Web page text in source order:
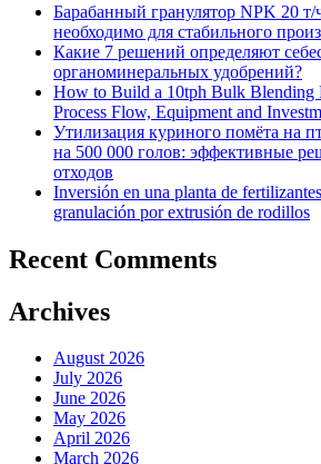
Барабанный гранулятор NPK 20 т/
необходимо для стабильного
Какие 7 решений определяют
органоминеральных удобрений?
How to Build a 10tph Bulk Blending
Process Flow, Equipment and
Утилизация куриного помёта на
на 500 000 голов: эффективные
отходов
Inversión en una planta de
granulación por extrusión de rodillos
Recent Comments
Archives
August 2026
July 2026
June 2026
May 2026
April 2026
March 2026